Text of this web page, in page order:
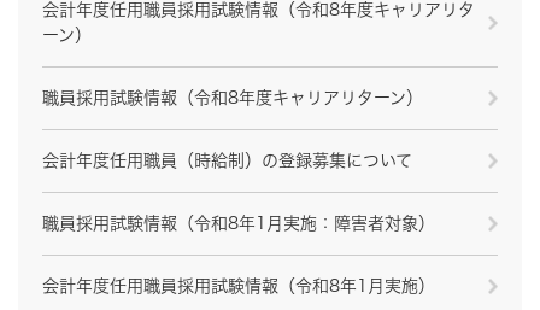
会計年度任用職員採用試験情報（令和8年度キャリアリタ
ーン）
職員採用試験情報（令和8年度キャリアリターン）
会計年度任用職員（時給制）の登録募集について
職員採用試験情報（令和8年1月実施：障害者対象）
会計年度任用職員採用試験情報（令和8年1月実施）